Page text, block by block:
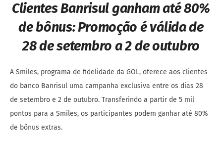
Clientes Banrisul ganham até 80%
de bônus:Promoção é válida de
28 de setembro a 2 de outubro
A Smiles, programa de fidelidade da GOL, oferece aos clientes
do banco Banrisul uma campanha exclusiva entre os dias 28
de setembro e 2 de outubro. Transferindo a partir de 5 mil
pontos para a Smiles, os participantes podem ganhar até 80%
de bônus extras.